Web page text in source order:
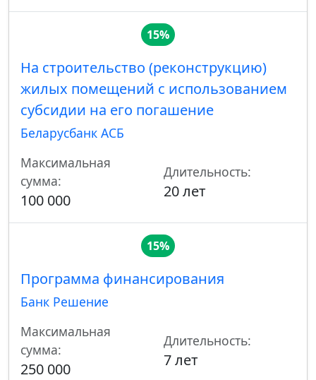
15%
На строительство (реконструкцию)
жилых помещений с использованием
субсидии на его погашение
Беларусбанк АСБ
Максимальная
сумма:
100 000
Длительность:
20 лет
15%
Программа финансирования
Банк Решение
Максимальная
сумма:
250 000
Длительность:
7 лет